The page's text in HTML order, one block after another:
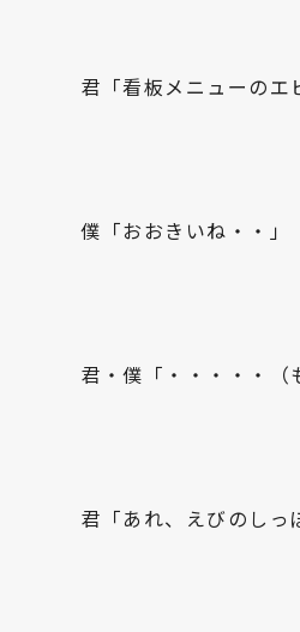
君「看板メニューのエ
僕「おおきいね・・」
君・僕「・・・・・（
君「あれ、えびのしっ